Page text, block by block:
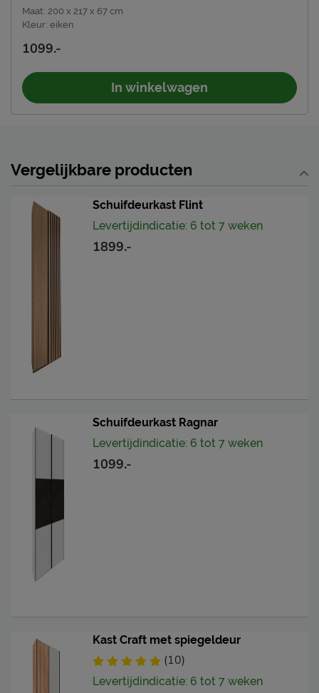
Maat: 200 x 217 x 67 cm
Kleur: eiken
1099.-
In winkelwagen
Vergelijkbare producten
Schuifdeurkast Flint
Levertijdindicatie: 6 tot 7 weken
1899.-
Schuifdeurkast Ragnar
Levertijdindicatie: 6 tot 7 weken
1099.-
Kast Craft met spiegeldeur
(10)
Levertijdindicatie: 6 tot 7 weken